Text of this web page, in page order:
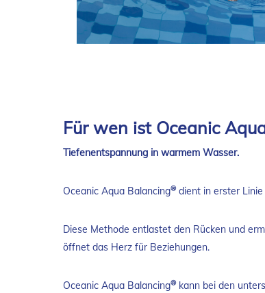
Für wen ist Oceanic
Tiefenentspannung in warmem Wasser.
Oceanic Aqua Balancing® dient in erster
Diese Methode entlastet den Rücken und
öffnet das Herz für Beziehungen.
Oceanic Aqua Balancing® kann bei den